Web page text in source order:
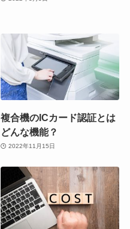
複合機のICカード認証とは
どんな機能？
2022年11月15日